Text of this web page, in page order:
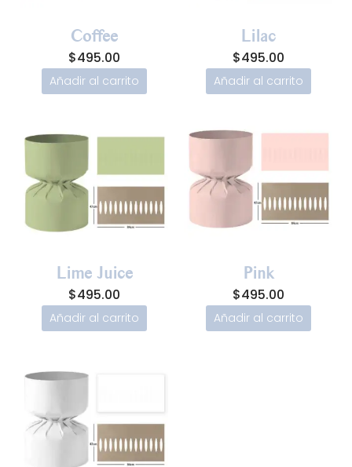
Coffee
$495.00
Añadir al carrito
Lilac
$495.00
Añadir al carrito
Lime Juice
$495.00
Añadir al carrito
Pink
$495.00
Añadir al carrito